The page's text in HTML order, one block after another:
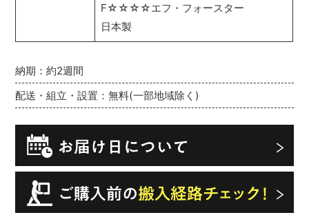
納期：約2週間
配送・組立・設置：無料(一部地域除く)
F☆☆☆☆エフ・フォースター
日本製